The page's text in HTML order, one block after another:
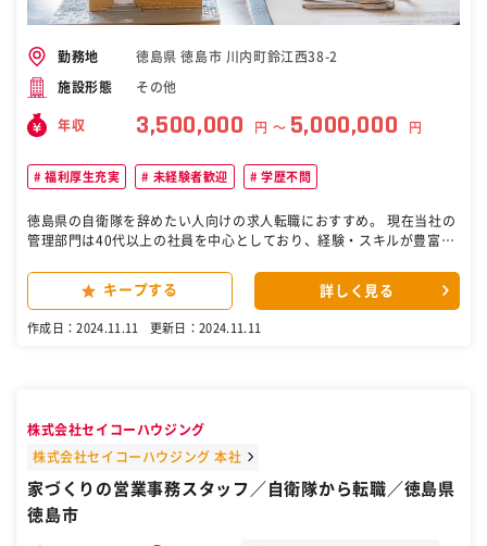
勤務地 徳島県 徳島市 川内町鈴江西38-2
施設形態 その他
年収 3,500,000 円 〜 5,000,000 円
福利厚生充実 未経験者歓迎 学歴不問
徳島県の自衛隊を辞めたい人向けの求人転職におすすめ。 現在当社の
管理部門は40代以上の社員を中心としており、経験・スキルが豊富な
担っていただける方を採用する運びとなりました。 先輩社員が活躍し
ていますので入社時に特別な知識や経験は不要です。 ■業務内容 ・各
実施 ・社内各部署からの法務相談への対応 ・弁護士相談 ・社内規定
キープする 詳しく見る
作成日：2024.11.11 更新日：2024.11.11
株式会社セイコーハウジング
株式会社セイコーハウジング 本社
家づくりの営業事務スタッフ／自衛隊から転職／徳島県
徳島市